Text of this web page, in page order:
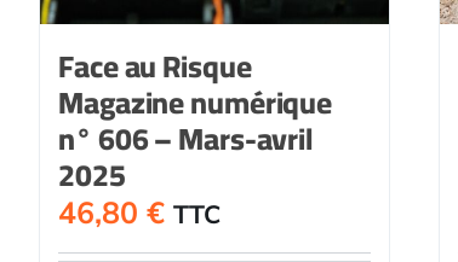
Face au Risque
Magazine numérique
n° 606 – Mars-avril
2025
46,80 € TTC